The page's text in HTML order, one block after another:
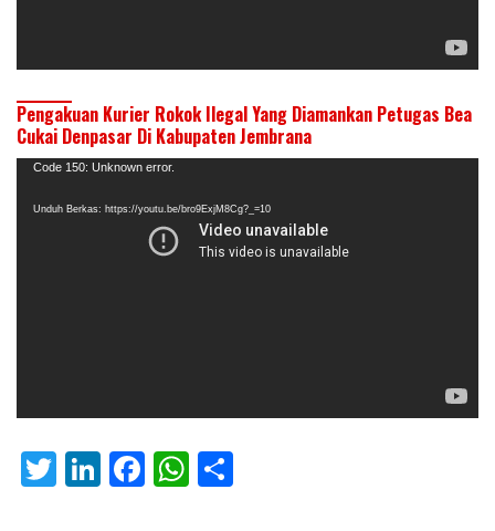
Pengakuan Kurier Rokok Ilegal Yang Diamankan Petugas Bea
Cukai Denpasar Di Kabupaten Jembrana
Pemutar
Code 150: Unknown error.
Unduh Berkas: https://youtu.be/bro9ExjM8Cg?_=10
T Li F W